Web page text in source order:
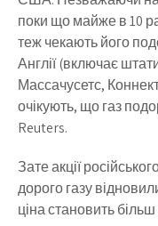
поки що майже в 10
теж чекають його
Англії (включає
Массачусетс,
очікують, що газ
Reuters.
Зате акції
дорого газу
ціна становить